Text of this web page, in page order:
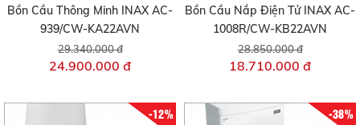
Bồn Cầu Thông Minh INAX AC-
939/CW-KA22AVN
29.340.000 đ
24.900.000 đ
Bồn Cầu Nắp Điện Tử INAX AC-
1008R/CW-KB22AVN
28.850.000 đ
18.710.000 đ
-12% -38%